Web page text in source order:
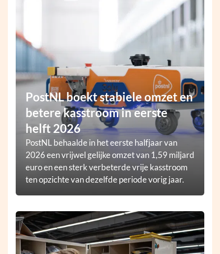
PostNL boekt stabiele omzet en
betere kasstroom in eerste
helft 2026
PostNL behaalde in het eerste halfjaar van
2026 een vrijwel gelijke omzet van 1,59 miljard
euro en een sterk verbeterde vrije kasstroom
ten opzichte van dezelfde periode vorig jaar.